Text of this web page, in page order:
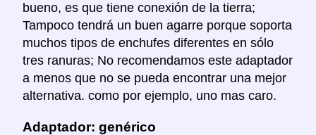
bueno, es que tiene conexión de la tierra;
Tampoco tendrá un buen agarre porque soporta
muchos tipos de enchufes diferentes en sólo
tres ranuras; No recomendamos este adaptador
a menos que no se pueda encontrar una mejor
alternativa. como por ejemplo, uno mas caro.
Adaptador: genérico